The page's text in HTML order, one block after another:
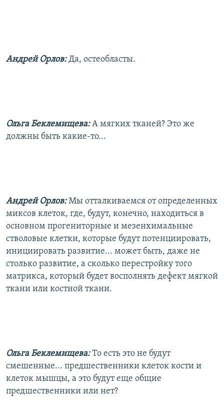
Андрей Орлов:Да, остеобласты.
Ольга Беклемищева:А мягких тканей? Это же
должны быть какие-то...
Андрей Орлов:Мы отталкиваемся от определенных
миксов клеток, где, будут, конечно, находиться в
основном прогениторные и мезенхимальные
стволовые клетки, которые будут потенциировать,
инициировать развитие... может быть, даже не
столько развитие, а сколько перестройку того
матрикса, который будет восполнять дефект мягкой
ткани или костной ткани.
Ольга Беклемищева:То есть это не будут
смешенные... предшественники клеток кости и
клеток мышцы, а это будут еще общие
предшественники или нет?